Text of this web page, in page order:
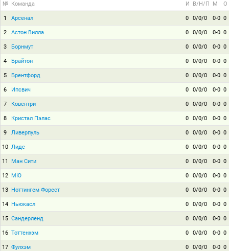
№ Команда И В/Н/П М О
1 Арсенал 0 0/0/0 0-0 0
2 Астон Вилла 0 0/0/0 0-0 0
3 Борнмут 0 0/0/0 0-0 0
4 Брайтон 0 0/0/0 0-0 0
5 Брентфорд 0 0/0/0 0-0 0
6 Ипсвич 0 0/0/0 0-0 0
7 Ковентри 0 0/0/0 0-0 0
8 Кристал Пэлас 0 0/0/0 0-0 0
9 Ливерпуль 0 0/0/0 0-0 0
10 Лидс 0 0/0/0 0-0 0
11 Ман Сити 0 0/0/0 0-0 0
12 МЮ 0 0/0/0 0-0 0
13 Ноттингем Форест 0 0/0/0 0-0 0
14 Ньюкасл 0 0/0/0 0-0 0
15 Сандерленд 0 0/0/0 0-0 0
16 Тоттенхэм 0 0/0/0 0-0 0
17 Фулхэм 0 0/0/0 0-0 0